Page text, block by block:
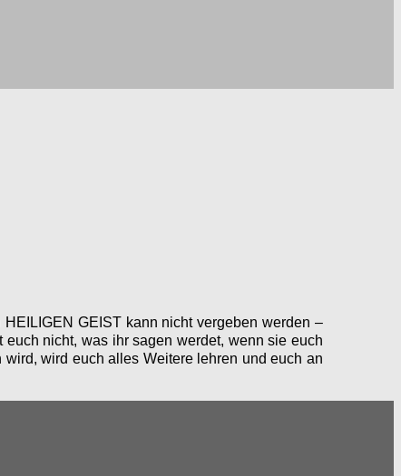
HEILIGEN GEIST kann nicht vergeben wer­den–
euch nicht, was ihr sagen werdet, wenn sie euch
wird euch alles Weit­ere lehren und euch an